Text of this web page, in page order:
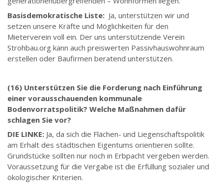
Basisdemokratische Liste: Ja, unterstützen wir und
setzen unsere Kräfte und Möglichkeiten für den
Mieterverein voll ein. Der uns unterstützende Verein
Strohbau.org kann auch preiswerten Passivhauswohnraum
erstellen oder Baufirmen beratend unterstützen.
(16) Unterstützen Sie die Forderung nach Einführung
einer vorausschauenden kommunale
Bodenvorratspolitik? Welche Maßnahmen dafür
schlagen Sie vor?
DIE LINKE: Ja, da sich die Flächen- und Liegenschaftspolitik
am Erhalt des städtischen Eigentums orientieren sollte.
Grundstücke sollten nur noch in Erbpacht vergeben werden.
Voraussetzung für die Vergabe ist die Erfüllung sozialer und
ökologischer Kriterien.